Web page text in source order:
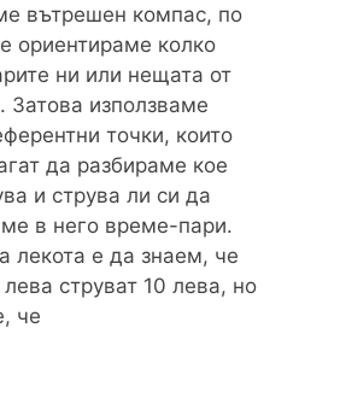
вътрешен компас, по
ориентираме колко
ни или нещата от
Затова използваме
точки, които
да разбираме кое
и струва ли си да
в него време-пари.
лекота е да знаем, че
струват 10 лева, но
че